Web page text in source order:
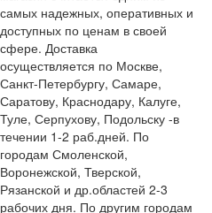
самых надежных, оперативных и
доступных по ценам в своей
сфере. Доставка
осуществляется по Москве,
Санкт-Петербургу, Самаре,
Саратову, Краснодару, Калуге,
Туле, Серпухову, Подольску -в
течении 1-2 раб.дней. По
городам Смоленской,
Воронежской, Тверской,
Рязанской и др.областей 2-3
рабочих дня. По другим городам